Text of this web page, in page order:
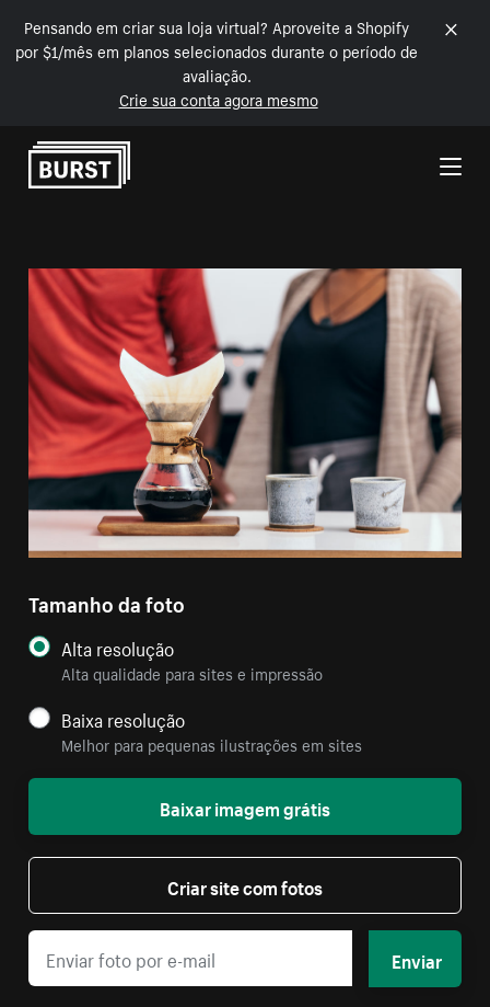
Pensando em criar sua loja virtual? Aproveite a Shopify
por $1/mês em planos selecionados durante o período de
avaliação.
Crie sua conta agora mesmo
Pular para o conteúdo
Tamanho da foto
Alta resolução
Alta qualidade para sites e impressão
Baixa resolução
Melhor para pequenas ilustrações em sites
Baixar imagem grátis
Criar site com fotos
Enviar